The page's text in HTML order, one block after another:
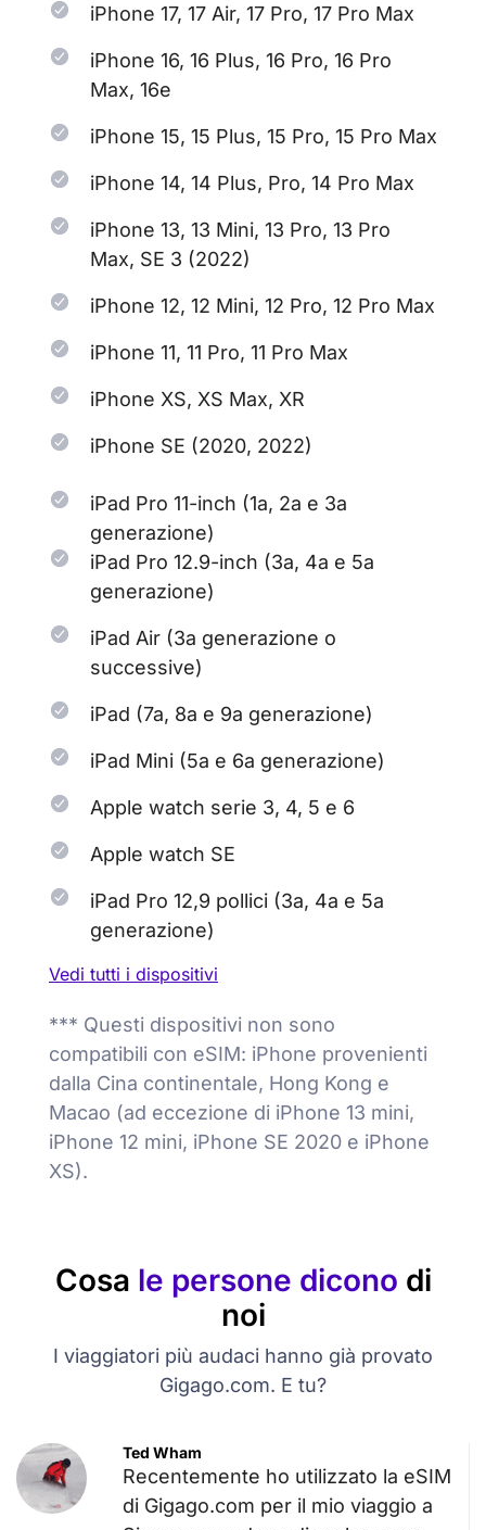
iPhone 17, 17 Air, 17 Pro, 17 Pro Max
iPhone 16, 16 Plus, 16 Pro, 16 Pro
Max, 16e
iPhone 15, 15 Plus, 15 Pro, 15 Pro Max
iPhone 14, 14 Plus, Pro, 14 Pro Max
iPhone 13, 13 Mini, 13 Pro, 13 Pro
Max, SE 3 (2022)
iPhone 12, 12 Mini, 12 Pro, 12 Pro Max
iPhone 11, 11 Pro, 11 Pro Max
iPhone XS, XS Max, XR
iPhone SE (2020, 2022)
iPad Pro 11-inch (1a, 2a e 3a
generazione)
iPad Pro 12.9-inch (3a, 4a e 5a
generazione)
iPad Air (3a generazione o
successive)
iPad (7a, 8a e 9a generazione)
iPad Mini (5a e 6a generazione)
Apple watch serie 3, 4, 5 e 6
Apple watch SE
iPad Pro 12,9 pollici (3a, 4a e 5a
generazione)
Vedi tutti i dispositivi
*** Questi dispositivi non sono
compatibili con eSIM: iPhone provenienti
dalla Cina continentale, Hong Kong e
Macao (ad eccezione di iPhone 13 mini,
iPhone 12 mini, iPhone SE 2020 e iPhone
XS).
Cosa le persone dicono di
noi
I viaggiatori più audaci hanno già provato
Gigago.com. E tu?
Ted Wham
Recentemente ho utilizzato la eSIM
di Gigago.com per il mio viaggio a